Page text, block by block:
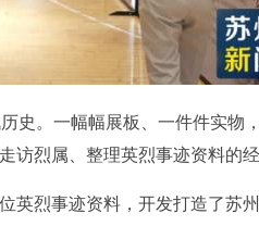
。一幅幅展板、一件件实物
访烈属、整理英烈事迹资料的经
烈事迹资料，开发打造了苏